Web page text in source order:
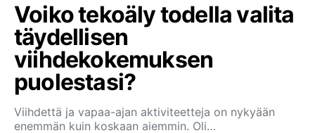
Voiko tekoäly todella valita
täydellisen
viihdekokemuksen
puolestasi?
Viihdettä ja vapaa-ajan aktiviteetteja on nykyään
enemmän kuin koskaan aiemmin. Oli…